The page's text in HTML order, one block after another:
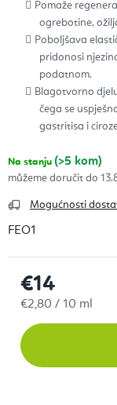
Pomaže
ogrebotine,
Poboljšava
pridonosi
podatnom.
Blagotvorno
čega se
gastritisa i
Na stanju (>5 kom)
Mogućnosti
FEO1
€14
Izračunaj cijenu:
€2,80 / 10 ml